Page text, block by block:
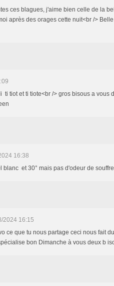
ces blagues, j'aime bien celle de la
après des orages cette nuit<br />
ti tiot et ti tiote<br /> gros bisous a vous
16:38
blanc et 30° mais pas d'odeur de
2024 16:15
ce que tu nous partage ceci nous fait
bon Dimanche à vous deux b